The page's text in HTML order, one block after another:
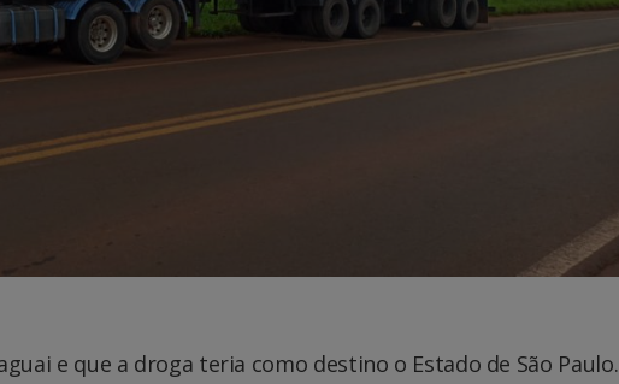
e que a droga teria como destino o Estado de São Paulo.